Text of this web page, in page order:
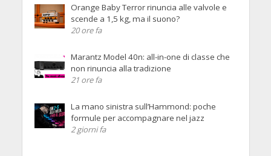
Orange Baby Terror rinuncia alle valvole e
scende a 1,5 kg, ma il suono?
20 ore fa
Marantz Model 40n: all-in-one di classe che
non rinuncia alla tradizione
21 ore fa
La mano sinistra sull’Hammond: poche
formule per accompagnare nel jazz
2 giorni fa